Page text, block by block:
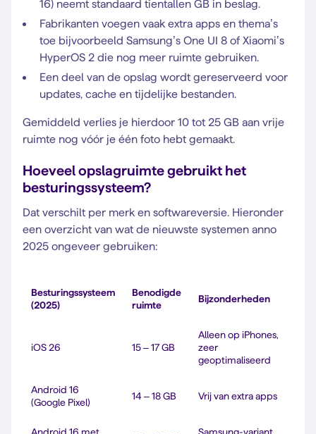
16) neemt standaard tientallen GB in beslag.
Fabrikanten voegen vaak extra apps en thema’s
toe bijvoorbeeld Samsung’s One UI 8 of Xiaomi’s
HyperOS 2 die nog meer ruimte gebruiken.
Een deel van de opslag wordt gereserveerd voor
updates, cache en tijdelijke bestanden.
Gemiddeld verlies je hierdoor 10 tot 25 GB aan vrije
ruimte nog vóór je één foto hebt gemaakt.
Hoeveel opslagruimte gebruikt het
besturingssysteem?
Dat verschilt per merk en softwareversie. Hieronder
een overzicht van wat de nieuwste systemen anno
2025 ongeveer gebruiken:
Besturingssysteem
(2025)
Benodigde
ruimte
Bijzonderheden
iOS 26 15 – 17 GB
Alleen op iPhones,
zeer
geoptimaliseerd
Android 16
(Google Pixel)
14 – 18 GB Vrij van extra apps